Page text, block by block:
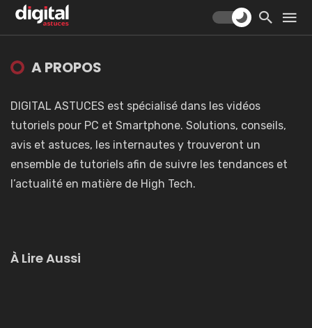
A PROPOS
DIGITAL ASTUCES est spécialisé dans les vidéos
tutoriels pour PC et Smartphone. Solutions, conseils,
avis et astuces, les internautes y trouveront un
ensemble de tutoriels afin de suivre les tendances et
l’actualité en matière de High Tech.
À Lire Aussi